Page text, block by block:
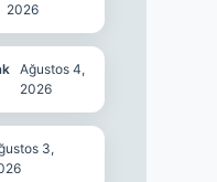
2026
Ağustos 4,
2026
3,